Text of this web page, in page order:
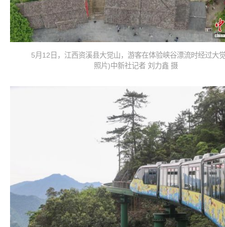
5月12日，江西资溪县大觉山，游客在体验峡谷漂流时经过大
照片)中新社记者 刘力鑫 摄